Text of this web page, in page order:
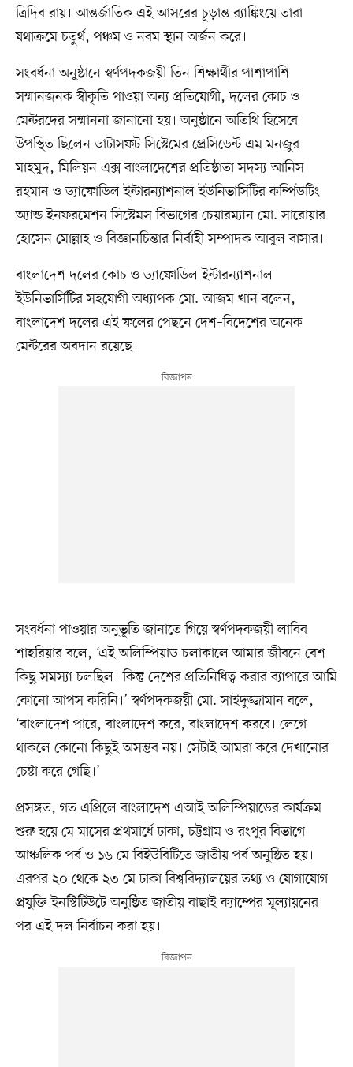
ত্রিদিব রায়। আন্তর্জাতিক এই আসরের চূড়ান্ত র‍্যাঙ্কিংয়ে তারা
যথাক্রমে চতুর্থ, পঞ্চম ও নবম স্থান অর্জন করে।
সংবর্ধনা অনুষ্ঠানে স্বর্ণপদকজয়ী তিন শিক্ষার্থীর পাশাপাশি
সম্মানজনক স্বীকৃতি পাওয়া অন্য প্রতিযোগী, দলের কোচ ও
মেন্টরদের সম্মাননা জানানো হয়। অনুষ্ঠানে অতিথি হিসেবে
উপস্থিত ছিলেন ডাটাসফট সিস্টেমের প্রেসিডেন্ট এম মনজুর
মাহমুদ, মিলিয়ন এক্স বাংলাদেশের প্রতিষ্ঠাতা সদস্য আনিস
রহমান ও ড্যাফোডিল ইন্টারন্যাশনাল ইউনিভার্সিটির কম্পিউটিং
অ্যান্ড ইনফরমেশন সিস্টেমস বিভাগের চেয়ারম্যান মো. সারোয়ার
হোসেন মোল্লাহ ও বিজ্ঞানচিন্তার নির্বাহী সম্পাদক আবুল বাসার।
বাংলাদেশ দলের কোচ ও ড্যাফোডিল ইন্টারন্যাশনাল
ইউনিভার্সিটির সহযোগী অধ্যাপক মো. আজম খান বলেন,
বাংলাদেশ দলের এই ফলের পেছনে দেশ–বিদেশের অনেক
মেন্টরের অবদান রয়েছে।
সংবর্ধনা পাওয়ার অনুভূতি জানাতে গিয়ে স্বর্ণপদকজয়ী লাবিব
শাহরিয়ার বলে, ‘এই অলিম্পিয়াড চলাকালে আমার জীবনে বেশ
কিছু সমস্যা চলছিল। কিন্তু দেশের প্রতিনিধিত্ব করার ব্যাপারে আমি
কোনো আপস করিনি।’ স্বর্ণপদকজয়ী মো. সাইদুজ্জামান বলে,
‘বাংলাদেশ পারে, বাংলাদেশ করে, বাংলাদেশ করবে। লেগে
থাকলে কোনো কিছুই অসম্ভব নয়। সেটাই আমরা করে দেখানোর
চেষ্টা করে গেছি।’
প্রসঙ্গত, গত এপ্রিলে বাংলাদেশ এআই অলিম্পিয়াডের কার্যক্রম
শুরু হয়ে মে মাসের প্রথমার্ধে ঢাকা, চট্টগ্রাম ও রংপুর বিভাগে
আঞ্চলিক পর্ব ও ১৬ মে বিইউবিটিতে জাতীয় পর্ব অনুষ্ঠিত হয়।
এরপর ২০ থেকে ২৩ মে ঢাকা বিশ্ববিদ্যালয়ের তথ্য ও যোগাযোগ
প্রযুক্তি ইনস্টিটিউটে অনুষ্ঠিত জাতীয় বাছাই ক্যাম্পের মূল্যায়নের
পর এই দল নির্বাচন করা হয়।